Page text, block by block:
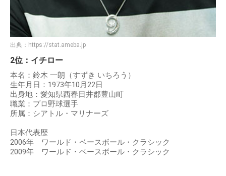
出典： https://stat.ameba.jp
2位：イチロー
本名：鈴木 一朗（すずき いちろう）
生年月日：1973年10月22日
出身地：愛知県西春日井郡豊山町
職業：プロ野球選手
所属：シアトル・マリナーズ
日本代表歴
2006年 ワールド・ベースボール・クラシック
2009年 ワールド・ベースボール・クラシック